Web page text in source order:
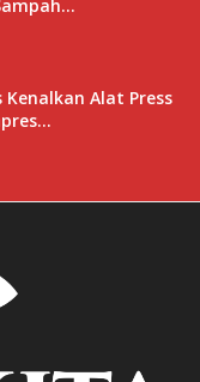
Kenalkan Alat Press